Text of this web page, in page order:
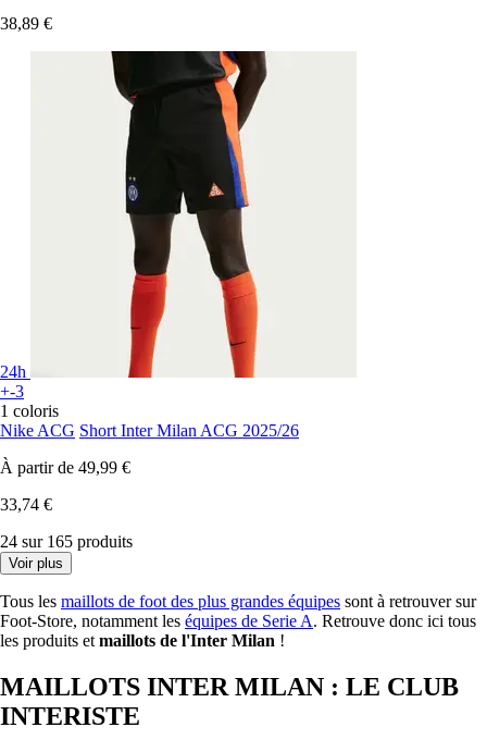
38,89 €
24h
+-3
1 coloris
Nike ACG Short Inter Milan ACG 2025/26
À partir de 49,99 €
33,74 €
24 sur 165 produits
Voir plus
Tous les maillots de foot des plus grandes équipes sont à retrouver sur
Foot-Store, notamment les équipes de Serie A. Retrouve donc ici tous
les produits et maillots de l'Inter Milan !
MAILLOTS INTER MILAN : LE CLUB
INTERISTE